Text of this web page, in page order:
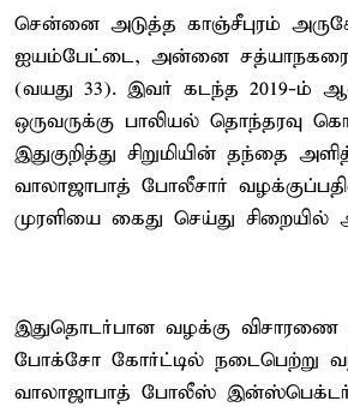
சென்னை அடுத்த காஞ்சீபுரம்
ஐயம்பேட்டை, அன்னை சத்யாநகரை
(வயது 33). இவர் கடந்த 2019-ம்
ஒருவருக்கு பாலியல் தொந்தரவு
இதுகுறித்து சிறுமியின் தந்தை
வாலாஜாபாத் போலீசார்
முரளியை கைது செய்து
இதுதொடர்பான வழக்கு விசாரணை
போக்சோ கோர்ட்டில் நடைபெற்று
வாலாஜாபாத் போலீஸ்